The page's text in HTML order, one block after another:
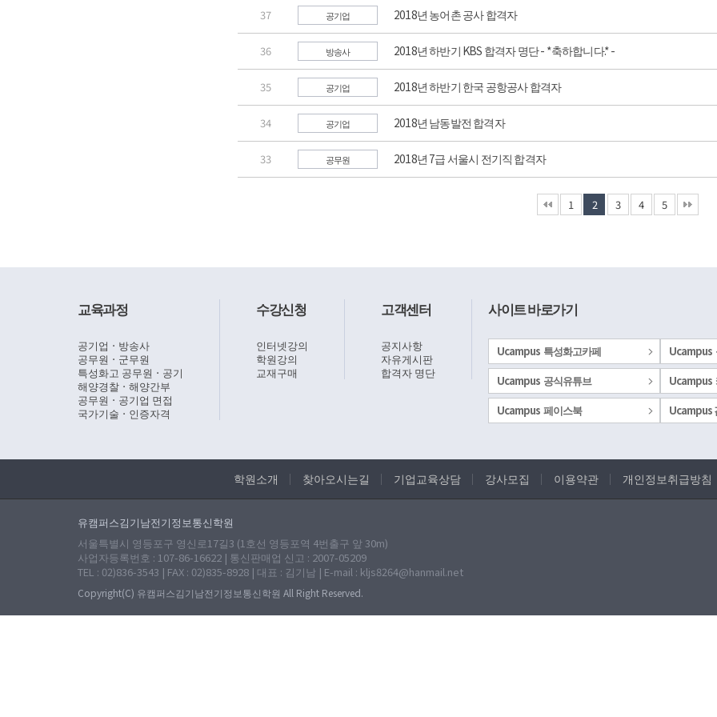
37 공기업 2018년 농어촌 공사 합격자
36 방송사 2018년 하반기 KBS 합격자 명단 - *축하합니다.* -
35 공기업 2018년 하반기 한국 공항공사 합격자
34 공기업 2018년 남동발전 합격자
33 공무원 2018년 7급 서울시 전기직 합격자
1 2 3 4 5
교육과정
공기업ㆍ방송사
공무원ㆍ군무원
특성화고 공무원ㆍ공기
해양경찰ㆍ해양간부
공무원ㆍ공기업 면접
국가기술ㆍ인증자격
수강신청
인터넷강의
학원강의
교재구매
고객센터
공지사항
자유게시판
합격자 명단
사이트 바로가기
Ucampus 특성화고카페
Ucampus
Ucampus 공식유튜브
Ucampus
Ucampus 페이스북
Ucampus
학원소개 찾아오시는길 기업교육상담 강사모집 이용약관 개인정보취급방침
유캠퍼스김기남전기정보통신학원
서울특별시 영등포구 영신로17길3 (1호선 영등포역 4번출구 앞 30m)
사업자등록번호 : 107-86-16622 | 통신판매업 신고 : 2007-05209
TEL : 02)836-3543 | FAX : 02)835-8928 | 대표 : 김기남 | E-mail : kljs8264@hanmail.net
Copyright(C) 유캠퍼스김기남전기정보통신학원 All Right Reserved.